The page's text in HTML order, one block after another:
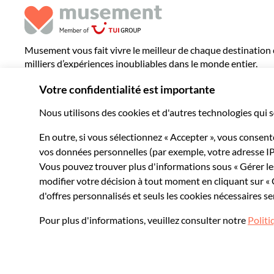
Musement vous fait vivre le meilleur de chaque destination
milliers d’expériences inoubliables dans le monde entier.